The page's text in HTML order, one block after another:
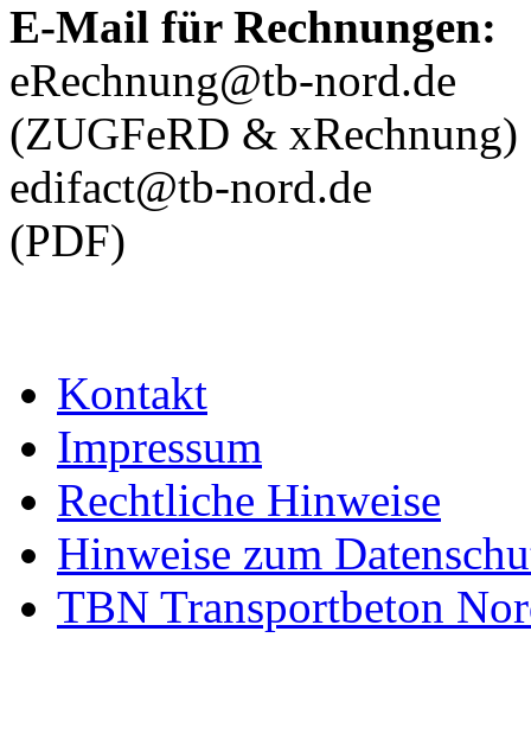
E-Mail für Rechnungen:
eRechnung@tb-nord.de
(ZUGFeRD & xRechnung)
edifact@tb-nord.de
(PDF)
Kontakt
Impressum
Rechtliche Hinweise
Hinweise zum
TBN Transportbeton